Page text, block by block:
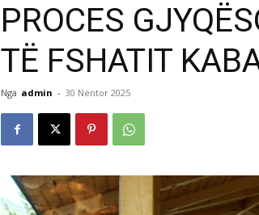
PROCES
TË FSHATIT
Nga admin - 30 Nëntor 2025